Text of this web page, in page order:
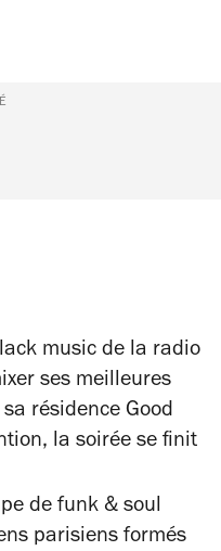
music de la radio
ses meilleures
résidence Good
la soirée se finit
de funk & soul
parisiens formés